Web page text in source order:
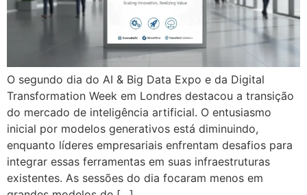
O segundo dia do AI & Big Data Expo e da Digital
Transformation Week em Londres destacou a transição
do mercado de inteligência artificial. O entusiasmo
inicial por modelos generativos está diminuindo,
enquanto líderes empresariais enfrentam desafios para
integrar essas ferramentas em suas infraestruturas
existentes. As sessões do dia focaram menos em